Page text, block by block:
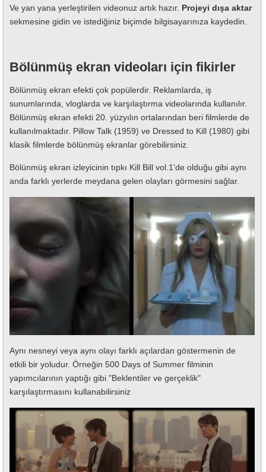
Ve yan yana yerleştirilen videonuz artık hazır. Projeyi dışa aktar
sekmesine gidin ve istediğiniz biçimde bilgisayarınıza kaydedin.
Bölünmüş ekran videoları için fikirler
Bölünmüş ekran efekti çok popülerdir. Reklamlarda, iş
sunumlarında, vloglarda ve karşılaştırma videolarında kullanılır.
Bölünmüş ekran efekti 20. yüzyılın ortalarından beri filmlerde de
kullanılmaktadır. Pillow Talk (1959) ve Dressed to Kill (1980) gibi
klasik filmlerde bölünmüş ekranlar görebilirsiniz.
Bölünmüş ekran izleyicinin tıpkı Kill Bill vol.1'de olduğu gibi aynı
anda farklı yerlerde meydana gelen olayları görmesini sağlar.
Aynı nesneyi veya aynı olayı farklı açılardan göstermenin de
etkili bir yoludur. Örneğin 500 Days of Summer filminin
yapımcılarının yaptığı gibi "Beklentiler ve gerçeklik"
karşılaştırmasını kullanabilirsiniz